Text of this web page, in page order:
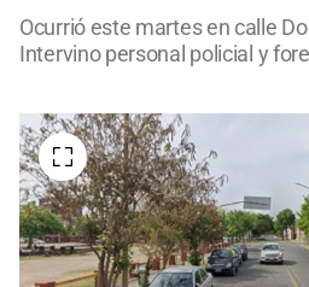
Ocurrió este martes en calle
Intervino personal policial y